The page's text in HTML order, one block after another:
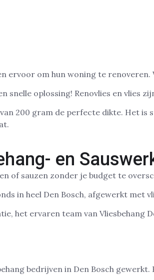
ervoor om hun woning te
snelle oplossing! Renovlies en
200 gram de perfecte dikte. Het
en
of sauzen zonder je budget te
in heel Den Bosch, afgewerkt met
het ervaren team van